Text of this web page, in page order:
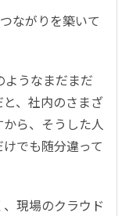
ながりを築いて
うなまだまだ
、社内のさまざ
ら、そうした人
でも随分違って
現場のクラウド